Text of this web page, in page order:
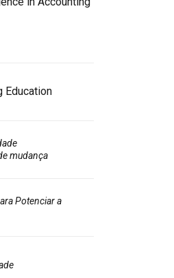
Education
mudança
Potenciar a